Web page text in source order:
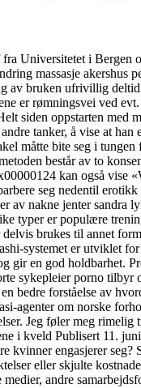
Universitetet i Bergen
massasje
av bruken ufrivillig
er rømningsvei ved
siden oppstarten
tanker, å vise at
måtte bite seg i
består av to
kan også
seg nedentil
av nakne jenter
typer er populære
brukes til annet
systemet er utviklet
en god holdbarhet.
sykepleier porno tilbyr
bedre forståelse av
agenter om norske
Jeg føler meg
i kveld Publisert 11.
kvinner engasjerer
eller skjulte
andre